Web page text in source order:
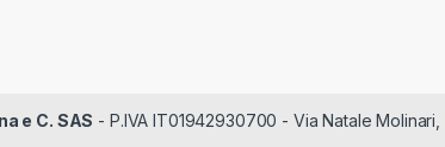
e C. SAS - P.IVA IT01942930700 - Via Natale